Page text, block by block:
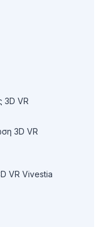
3D VR
3D VR
VR Vivestia